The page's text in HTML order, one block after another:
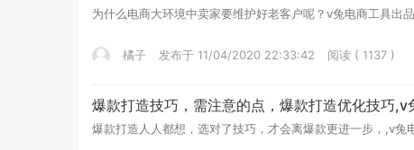
为什么电商大环境中卖家要维护好老客户呢？v兔电商工具
橘子 发布于 11/04/2020 22:33:42 阅读 ( 1137 )
爆款打造技巧，需注意的点，爆款打造优化技巧,v
爆款打造人人都想，选对了技巧，才会离爆款更进一步，,v